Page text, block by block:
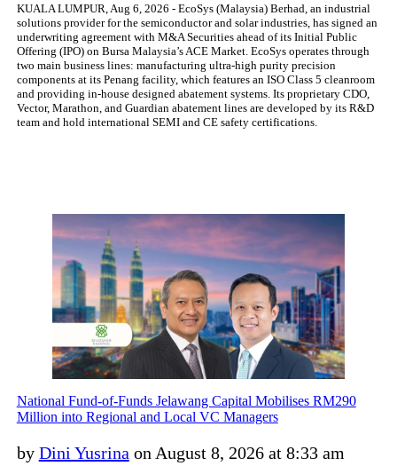
KUALA LUMPUR, Aug 6, 2026 - EcoSys (Malaysia) Berhad, an industrial
solutions provider for the semiconductor and solar industries, has signed an
underwriting agreement with M&A Securities ahead of its Initial Public
Offering (IPO) on Bursa Malaysia’s ACE Market. EcoSys operates through
two main business lines: manufacturing ultra-high purity precision
components at its Penang facility, which features an ISO Class 5 cleanroom
and providing in-house designed abatement systems. Its proprietary CDO,
Vector, Marathon, and Guardian abatement lines are developed by its R&D
team and hold international SEMI and CE safety certifications.
National Fund-of-Funds Jelawang Capital Mobilises RM290
Million into Regional and Local VC Managers
by Dini Yusrina on August 8, 2026 at 8:33 am